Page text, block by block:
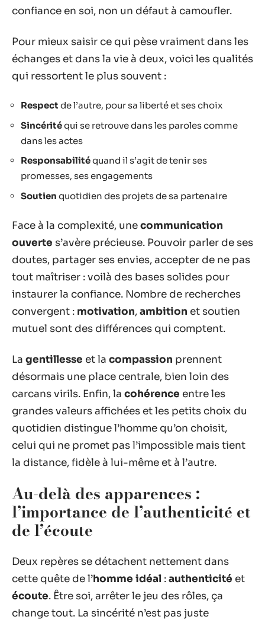
confiance en soi, non un défaut à camoufler.
Pour mieux saisir ce qui pèse vraiment dans les
échanges et dans la vie à deux, voici les qualités
qui ressortent le plus souvent :
Respect de l’autre, pour sa liberté et ses choix
Sincéritéqui se retrouve dans les paroles comme
dans les actes
Responsabilitéquand il s’agit de tenir ses
promesses, ses engagements
Soutien quotidien des projets de sa partenaire
Face à la complexité, unecommunication
ouverte s’avère précieuse. Pouvoir parler de ses
doutes, partager ses envies, accepter de ne pas
tout maîtriser : voilà des bases solides pour
instaurer la confiance. Nombre de recherches
convergent : motivation,ambition et soutien
mutuel sont des différences qui comptent.
La gentillesse et la compassion prennent
désormais une place centrale, bien loin des
carcans virils. Enfin, la cohérence entre les
grandes valeurs affichées et les petits choix du
quotidien distingue l’homme qu’on choisit,
celui qui ne promet pas l’impossible mais tient
la distance, fidèle à lui-même et à l’autre.
Au-delà des apparences :
l’importance de l’authenticité et
de l’écoute
Deux repères se détachent nettement dans
cette quête de l’homme idéal :authenticité et
écoute. Être soi, arrêter le jeu des rôles, ça
change tout. La sincérité n’est pas juste